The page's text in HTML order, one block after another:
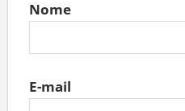
Nome
E-mail